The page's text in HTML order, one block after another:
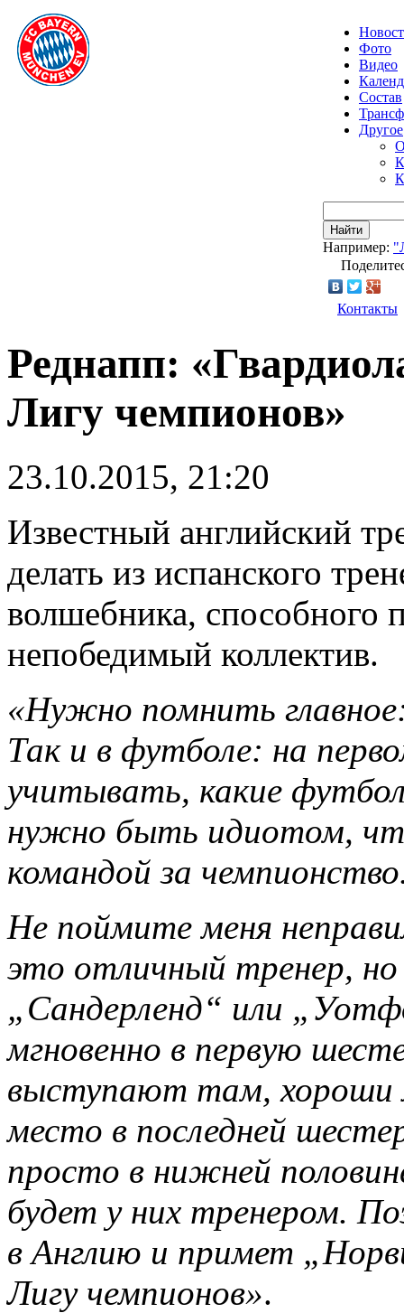
Фото
Видео
Состав
Другое
Найти
Например:
Контакты
Реднапп:
Лигу чемпионов»
23.10.2015, 21:20
Известный английский
делать из испанского
волшебника, способного
непобедимый коллектив.
«Нужно помнить
Так и в футболе: на
учитывать, какие
нужно быть идиотом,
командой за
Не поймите меня
это отличный тренер,
„Сандерленд“ или
мгновенно в первую
выступают там, хороши
место в последней
просто в нижней
будет у них тренером.
в Англию и примет
Лигу чемпионов».